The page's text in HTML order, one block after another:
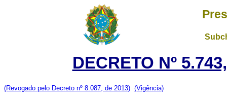
DECRETO Nº
(Revogado pelo Decreto nº 8.087, de 2013) (Vigência)